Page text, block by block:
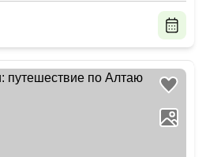
г. Новосибирска (за доплату)
от Новосибирска до Барнаула.